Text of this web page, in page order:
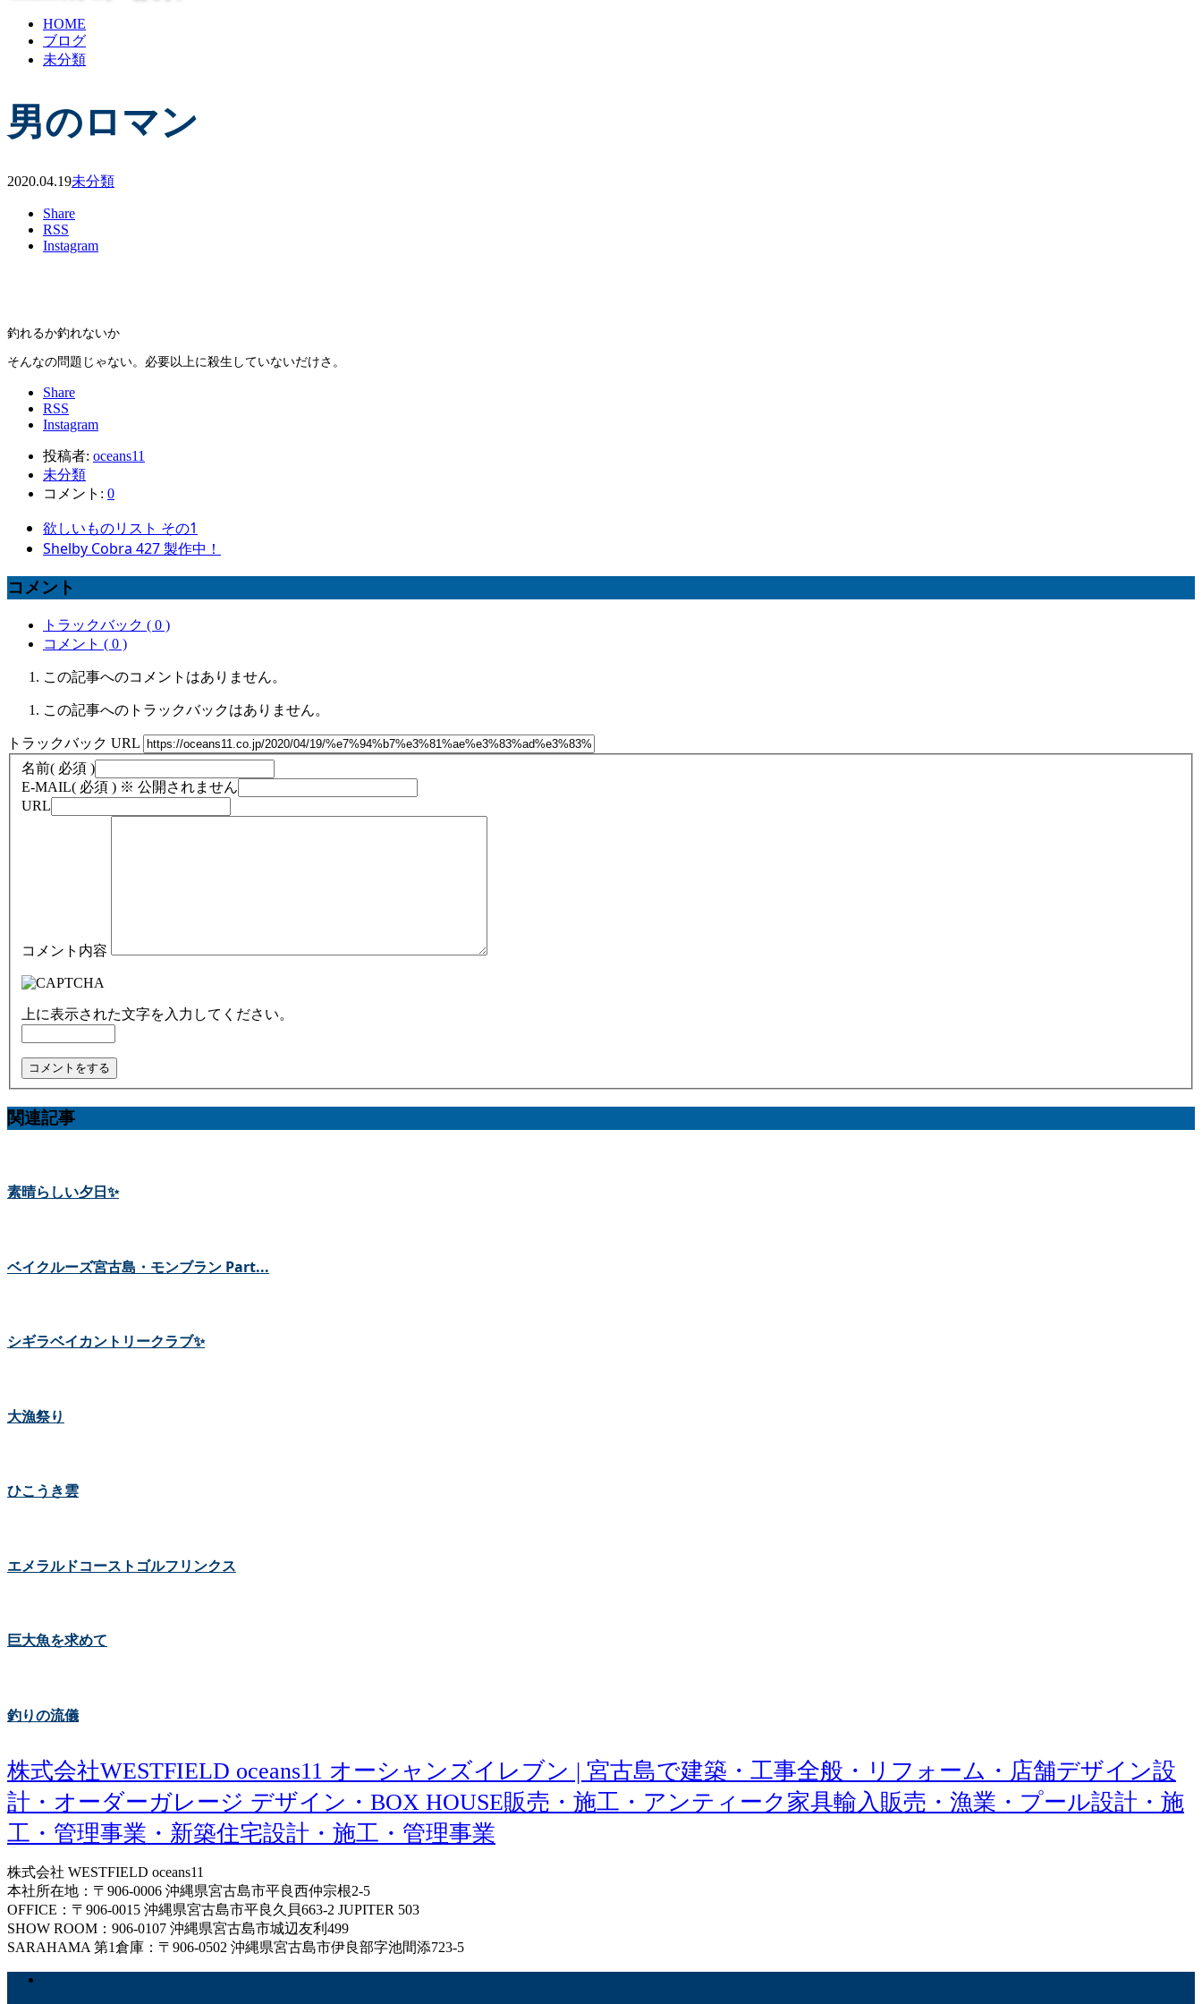
HOME
ブログ
未分類
男のロマン
2020.04.19未分類
Share
RSS
Instagram
釣れるか釣れないか
そんなの問題じゃない。必要以上に殺生していないだけさ。
Share
RSS
Instagram
投稿者: oceans11
未分類
コメント: 0
欲しいものリスト その1
Shelby Cobra 427 製作中！
コメント
トラックバック ( 0 )
コメント ( 0 )
この記事へのコメントはありません。
この記事へのトラックバックはありません。
トラックバック URL
名前( 必須 )
E-MAIL( 必須 ) ※ 公開されません
URL
コメント内容
上に表示された文字を入力してください。
関連記事
素晴らしい夕日✨
ベイクルーズ宮古島・モンブラン Part...
シギラベイカントリークラブ✨
大漁祭り
ひこうき雲
エメラルドコーストゴルフリンクス
巨大魚を求めて
釣りの流儀
株式会社WESTFIELD oceans11 オーシャンズイレブン | 宮古島で建築・工事全般・リフォーム・店舗デザイン設
計・オーダーガレージ デザイン・BOX HOUSE販売・施工・アンティーク家具輸入販売・漁業・プール設計・施
工・管理事業・新築住宅設計・施工・管理事業
株式会社 WESTFIELD oceans11
本社所在地：〒906-0006 沖縄県宮古島市平良西仲宗根2-5
OFFICE：〒906-0015 沖縄県宮古島市平良久貝663-2 JUPITER 503
SHOW ROOM：906-0107 沖縄県宮古島市城辺友利499
SARAHAMA 第1倉庫：〒906-0502 沖縄県宮古島市伊良部字池間添723-5